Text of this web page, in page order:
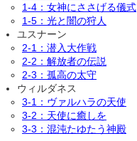
1-4：女神にささげる儀式
1-5：光と闇の狩人
ユスナーン
2-1：潜入大作戦
2-2：解放者の伝説
2-3：孤高の太守
ウィルダネス
3-1：ヴァルハラの天使
3-2：天使に癒しを
3-3：混沌たゆたう神殿